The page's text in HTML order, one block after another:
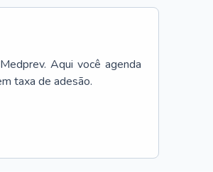
Aqui você agenda
taxa de adesão.